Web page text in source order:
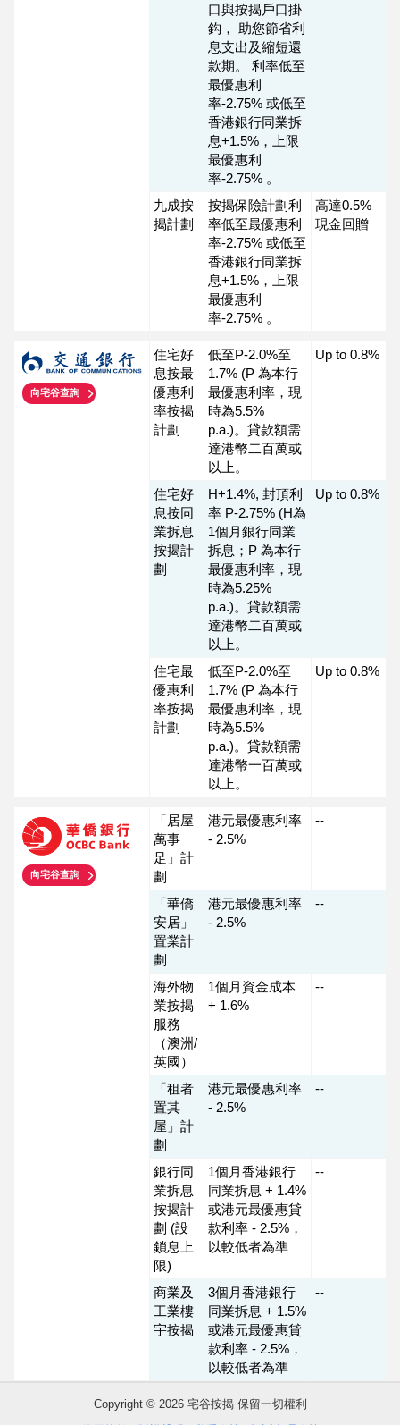
盤
口與按揭戶口掛
鈎， 助您節省利
息支出及縮短還
款期。 利率低至
最優惠利
率-2.75% 或低至
香港銀行同業拆
息+1.5%，上限
最優惠利
率-2.75% 。
九成按
揭計劃
按揭保險計劃利
率低至最優惠利
率-2.75% 或低至
香港銀行同業拆
息+1.5%，上限
最優惠利
率-2.75% 。
高達0.5%
現金回贈
向宅谷查詢
住宅好
息按最
優惠利
率按揭
計劃
低至P-2.0%至
1.7% (P 為本行
最優惠利率，現
時為5.5%
p.a.)。貸款額需
達港幣二百萬或
以上。
Up to 0.8%
住宅好
息按同
業拆息
按揭計
劃
H+1.4%, 封頂利
率 P-2.75% (H為
1個月銀行同業
拆息；P 為本行
最優惠利率，現
時為5.25%
p.a.)。貸款額需
達港幣二百萬或
以上。
Up to 0.8%
住宅最
優惠利
率按揭
計劃
低至P-2.0%至
1.7% (P 為本行
最優惠利率，現
時為5.5%
p.a.)。貸款額需
達港幣一百萬或
以上。
Up to 0.8%
向宅谷查詢
「居屋
萬事
足」計
劃
港元最優惠利率
- 2.5%
--
「華僑
安居」
置業計
劃
港元最優惠利率
- 2.5%
--
海外物
業按揭
服務
（澳洲/
英國）
1個月資金成本
+ 1.6%
--
「租者
置其
屋」計
劃
港元最優惠利率
- 2.5%
--
銀行同
業拆息
按揭計
劃 (設
鎖息上
限)
1個月香港銀行
同業拆息 + 1.4%
或港元最優惠貸
款利率 - 2.5%，
以較低者為準
--
商業及
工業樓
宇按揭
3個月香港銀行
同業拆息 + 1.5%
或港元最優惠貸
款利率 - 2.5%，
以較低者為準
--
Copyright © 2026 宅谷按揭 保留一切權利